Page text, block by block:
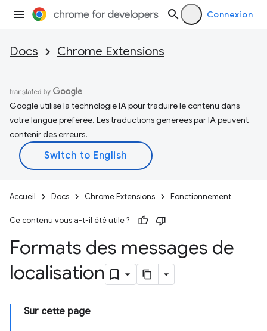
Connexion
Docs Chrome Extensions
Google utilise la technologie IA pour traduire le contenu dans
votre langue préférée. Les traductions générées par IA peuvent
contenir des erreurs.
Accueil Docs Chrome Extensions Fonctionnement
Ce contenu vous a-t-il été utile ?
Formats des messages de
localisation
Sur cette page